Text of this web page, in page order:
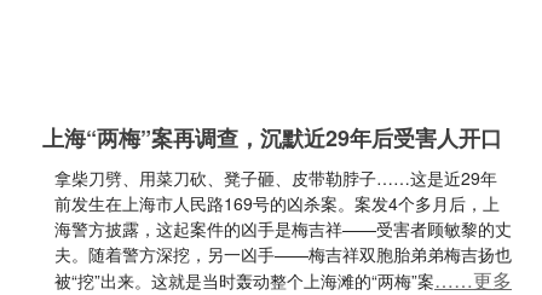
上海“两梅”案再调查，沉默近29年后受害人开口
拿柴刀劈、用菜刀砍、凳子砸、皮带勒脖子……这是近29年
前发生在上海市人民路169号的凶杀案。案发4个多月后，上
海警方披露，这起案件的凶手是梅吉祥——受害者顾敏黎的丈
夫。随着警方深挖，另一凶手——梅吉祥双胞胎弟弟梅吉扬也
被“挖”出来。这就是当时轰动整个上海滩的“两梅”案……更多